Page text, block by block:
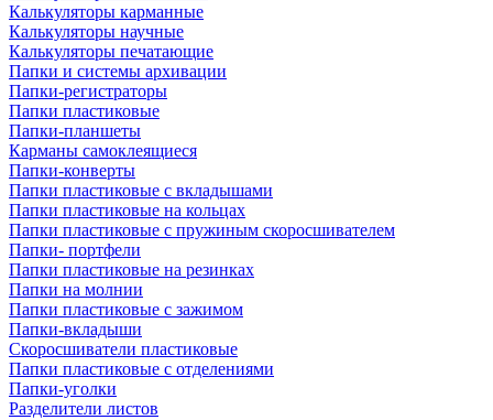
Калькуляторы карманные
Калькуляторы научные
Калькуляторы печатающие
Папки и системы архивации
Папки-регистраторы
Папки пластиковые
Папки-планшеты
Карманы самоклеящиеся
Папки-конверты
Папки пластиковые с вкладышами
Папки пластиковые на кольцах
Папки пластиковые с пружиным скоросшивателем
Папки- портфели
Папки пластиковые на резинках
Папки на молнии
Папки пластиковые с зажимом
Папки-вкладыши
Скоросшиватели пластиковые
Папки пластиковые с отделениями
Папки-уголки
Разделители листов